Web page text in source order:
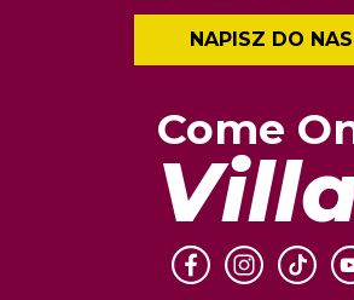
Come
NAPISZ DO NAS